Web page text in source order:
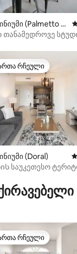
4,74, 210
(Palmetto B
4,91, 756
რჩეული მოწინავე
რჩეული
(Doral)
საუკეთესო
რჩეული მოწინავე
რჩეული